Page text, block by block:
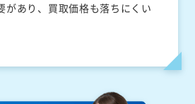
があり、買取価格も落ちにくい